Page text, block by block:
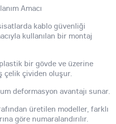
Amacı
kablo güvenliği
kullanılan bir montaj
bir gövde ve üzerine
çelik çividen oluşur.
deformasyon avantajı sunar.
üretilen modeller, farklı
göre numaralandırılır.